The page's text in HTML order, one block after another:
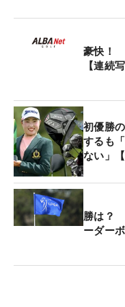
豪快！
【連続
初優勝
するも
ない」
勝は？
ーダー